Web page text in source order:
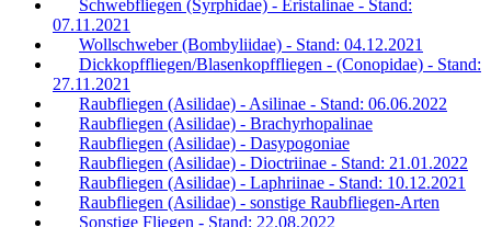
Schwebfliegen (Syrphidae) - Eristalinae - Stand:
07.11.2021
Wollschweber (Bombyliidae) - Stand: 04.12.2021
Dickkopffliegen/Blasenkopffliegen - (Conopidae) - Stand:
27.11.2021
Raubfliegen (Asilidae) - Asilinae - Stand: 06.06.2022
Raubfliegen (Asilidae) - Brachyrhopalinae
Raubfliegen (Asilidae) - Dasypogoniae
Raubfliegen (Asilidae) - Dioctriinae - Stand: 21.01.2022
Raubfliegen (Asilidae) - Laphriinae - Stand: 10.12.2021
Raubfliegen (Asilidae) - sonstige Raubfliegen-Arten
Sonstige Fliegen - Stand: 22.08.2022